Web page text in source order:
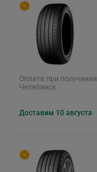
Оплата при получении
Челябинск
Доставим 10 августа